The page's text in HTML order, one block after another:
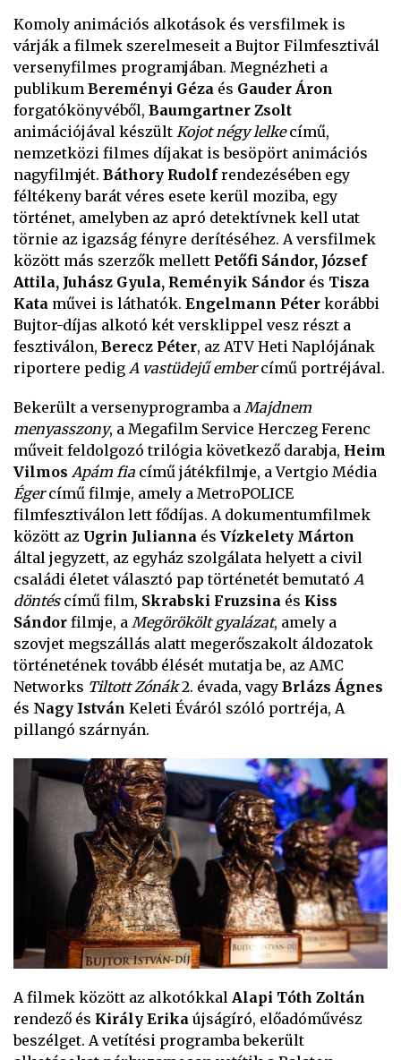
Komoly animációs alkotások és versfilmek is
várják a filmek szerelmeseit a Bujtor Filmfesztivál
versenyfilmes programjában. Megnézheti a
publikum Bereményi Géza és Gauder Áron
forgatókönyvéből, Baumgartner Zsolt
animációjával készült Kojot négy lelkecímű,
nemzetközi filmes díjakat is besöpört animációs
nagyfilmjét. Báthory Rudolfrendezésében egy
féltékeny barát véres esete kerül moziba, egy
történet, amelyben az apró detektívnek kell utat
törnie az igazság fényre derítéséhez. A versfilmek
között más szerzők mellett Petőfi Sándor, József
Attila, Juhász Gyula, Reményik Sándor és Tisza
Kata művei is láthatók. Engelmann Péter korábbi
Bujtor-díjas alkotó két versklippel vesz részt a
fesztiválon, Berecz Péter, az ATV Heti Naplójának
riportere pedig A vastüdejű embercímű portréjával.
Bekerült a versenyprogramba a Majdnem
menyasszony, a Megafilm Service Herczeg Ferenc
műveit feldolgozó trilógia következő darabja, Heim
Vilmos Apám fia című játékfilmje, a Vertgio Média
Égercímű filmje, amely a MetroPOLICE
filmfesztiválon lett fődíjas. A dokumentumfilmek
között az Ugrin Julianna és Vízkelety Márton
által jegyzett, az egyház szolgálata helyett a civil
családi életet választó pap történetét bemutató A
döntéscímű film, Skrabski Fruzsina és Kiss
Sándor filmje, a Megörökölt gyalázat, amely a
szovjet megszállás alatt megerőszakolt áldozatok
történetének tovább élését mutatja be, az AMC
Networks Tiltott Zónák2. évada, vagy Brlázs Ágnes
és Nagy István Keleti Éváról szóló portréja, A
pillangó szárnyán.
A filmek között az alkotókkal Alapi Tóth Zoltán
rendező és Király Erika újságíró, előadóművész
beszélget. A vetítési programba bekerült